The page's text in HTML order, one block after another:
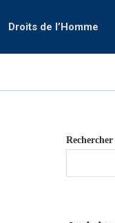
Droits de l’Homme
Rechercher